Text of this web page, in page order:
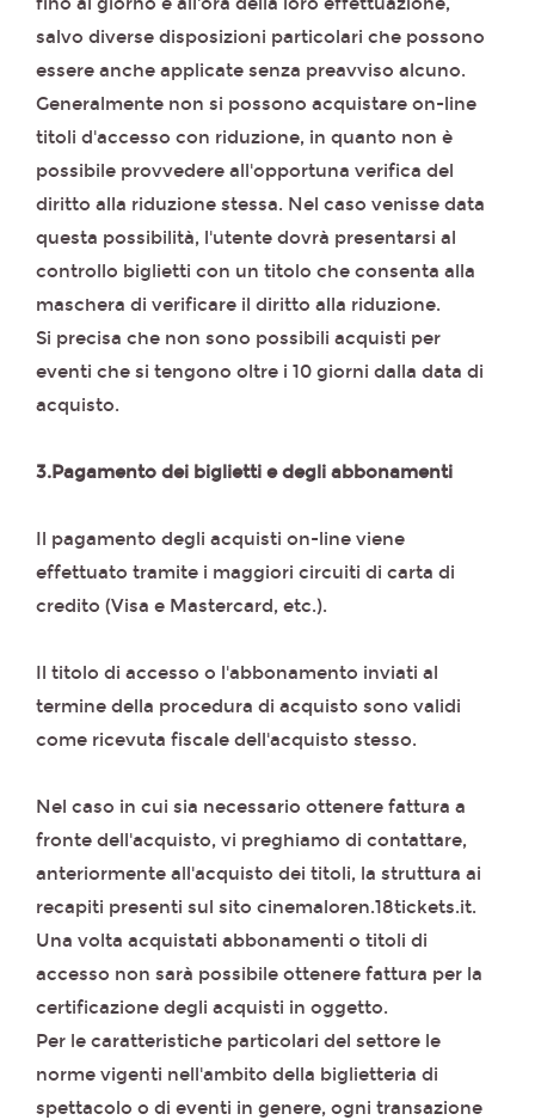
salvo diverse disposizioni particolari che possono
essere anche applicate senza preavviso alcuno.
Generalmente non si possono acquistare on-line
titoli d'accesso con riduzione, in quanto non è
possibile provvedere all'opportuna verifica del
diritto alla riduzione stessa. Nel caso venisse data
questa possibilità, l'utente dovrà presentarsi al
controllo biglietti con un titolo che consenta alla
maschera di verificare il diritto alla riduzione.
Si precisa che non sono possibili acquisti per
eventi che si tengono oltre i 10 giorni dalla data di
acquisto.
3.Pagamento dei biglietti e degli abbonamenti
Il pagamento degli acquisti on-line viene
effettuato tramite i maggiori circuiti di carta di
credito (Visa e Mastercard, etc.).
Il titolo di accesso o l'abbonamento inviati al
termine della procedura di acquisto sono validi
come ricevuta fiscale dell'acquisto stesso.
Nel caso in cui sia necessario ottenere fattura a
fronte dell'acquisto, vi preghiamo di contattare,
anteriormente all'acquisto dei titoli, la struttura ai
recapiti presenti sul sito cinemaloren.18tickets.it.
Una volta acquistati abbonamenti o titoli di
accesso non sarà possibile ottenere fattura per la
certificazione degli acquisti in oggetto.
Per le caratteristiche particolari del settore le
norme vigenti nell'ambito della biglietteria di
spettacolo o di eventi in genere, ogni transazione